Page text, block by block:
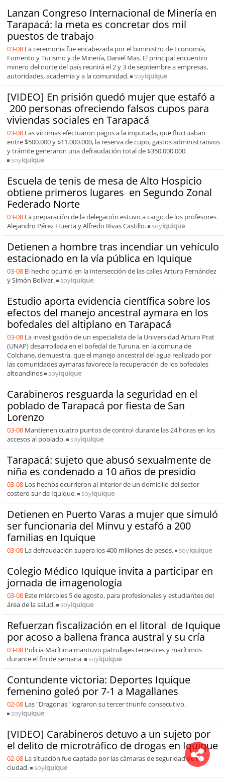
Lanzan Congreso Internacional de Minería en
Tarapacá: la meta es concretar dos mil
puestos de trabajo
03-08 La ceremonia fue encabezada por el biministro de Economía,
Fomento y Turismo y de Minería, Daniel Mas. El principal encuentro
minero del norte del país reunirá el 2 y 3 de septiembre a empresas,
autoridades, academia y a la comunidad.
soyiquique
[VIDEO] En prisión quedó mujer que estafó a
200 personas ofreciendo falsos cupos para
viviendas sociales en Tarapacá
03-08 Las víctimas efectuaron pagos a la imputada, que fluctuaban
entre $500.000 y $11.000.000, la reserva de cupo, gastos administrativos
y trámite generaron una defraudación total de $350.000.000.
soyiquique
Escuela de tenis de mesa de Alto Hospicio
obtiene primeros lugares en Segundo Zonal
Federado Norte
03-08 La preparación de la delegación estuvo a cargo de los profesores
Alejandro Pérez Huerta y Alfredo Rivas Castillo.
soyiquique
Detienen a hombre tras incendiar un vehículo
estacionado en la vía pública en Iquique
03-08 El hecho ocurrió en la intersección de las calles Arturo Fernández
y Simón Bolívar.
soyiquique
Estudio aporta evidencia científica sobre los
efectos del manejo ancestral aymara en los
bofedales del altiplano en Tarapacá
03-08 La investigación de un especialista de la Universidad Arturo Prat
(UNAP) desarrollada en el bofedal de Turuna, en la comuna de
Colchane, demuestra, que el manejo ancestral del agua realizado por
las comunidades aymaras favorece la recuperación de los bofedales
altoandinos
soyiquique
Carabineros resguarda la seguridad en el
poblado de Tarapacá por fiesta de San
Lorenzo
03-08 Mantienen cuatro puntos de control durante las 24 horas en los
accesos al poblado.
soyiquique
Tarapacá: sujeto que abusó sexualmente de
niña es condenado a 10 años de presidio
03-08 Los hechos ocurrieron al interior de un domicilio del sector
costero sur de Iquique.
soyiquique
Detienen en Puerto Varas a mujer que simuló
ser funcionaria del Minvu y estafó a 200
familias en Iquique
03-08 La defraudación supera los 400 millones de pesos. soyiquique
Colegio Médico Iquique invita a participar en
jornada de imagenología
03-08 Este miércoles 5 de agosto, para profesionales y estudiantes del
área de la salud.
soyiquique
Refuerzan fiscalización en el litoral de Iquique
por acoso a ballena franca austral y su cría
03-08 Policía Marítima mantuvo patrullajes terrestres y marítimos
durante el fin de semana.
soyiquique
Contundente victoria: Deportes Iquique
femenino goleó por 7-1 a Magallanes
02-08 Las "Dragonas" lograron su tercer triunfo consecutivo.
soyiquique
[VIDEO] Carabineros detuvo a un sujeto por
el delito de microtráfico de drogas en Iquique
02-08 La situación fue captada por las cámaras de seguridad de la
ciudad.
soyiquique